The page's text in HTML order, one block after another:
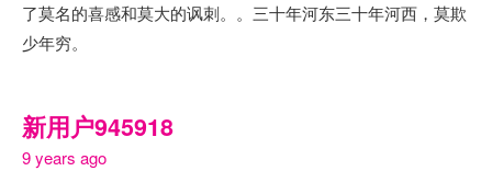
了莫名的喜感和莫大的讽刺。。三十年河东三十年河西，莫欺
少年穷。
新用户945918
9 years ago